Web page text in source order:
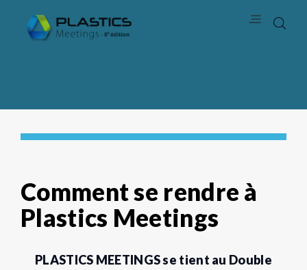
Comment se rendre à
Plastics Meetings
PLASTICS MEETINGS se tient au Double